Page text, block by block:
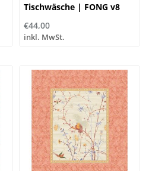
Tischwäsche | FONG v8
(41)
€44,00
inkl. MwSt.